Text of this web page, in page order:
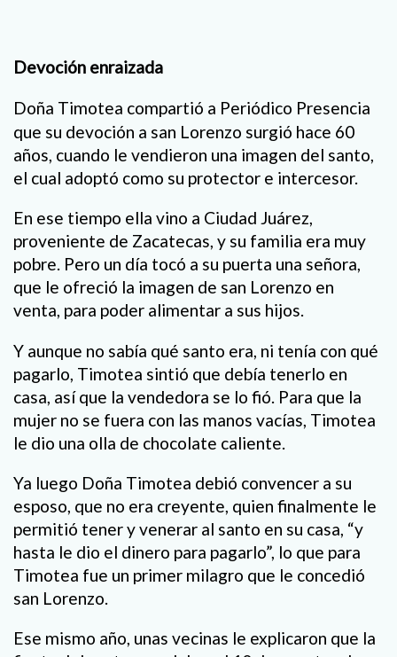
Devoción enraizada
Doña Timotea compartió a Periódico Presencia
que su devoción a san Lorenzo surgió hace 60
años, cuando le vendieron una imagen del santo,
el cual adoptó como su protector e intercesor.
En ese tiempo ella vino a Ciudad Juárez,
proveniente de Zacatecas, y su familia era muy
pobre. Pero un día tocó a su puerta una señora,
que le ofreció la imagen de san Lorenzo en
venta, para poder alimentar a sus hijos.
Y aunque no sabía qué santo era, ni tenía con qué
pagarlo, Timotea sintió que debía tenerlo en
casa, así que la vendedora se lo fió. Para que la
mujer no se fuera con las manos vacías, Timotea
le dio una olla de chocolate caliente.
Ya luego Doña Timotea debió convencer a su
esposo, que no era creyente, quien finalmente le
permitió tener y venerar al santo en su casa, “y
hasta le dio el dinero para pagarlo”, lo que para
Timotea fue un primer milagro que le concedió
san Lorenzo.
Ese mismo año, unas vecinas le explicaron que la